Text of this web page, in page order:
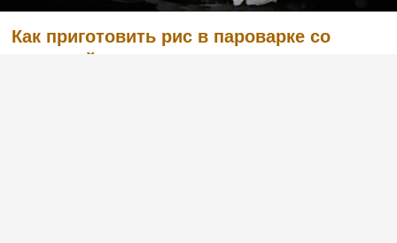
Как приготовить рис в пароварке со
свининой